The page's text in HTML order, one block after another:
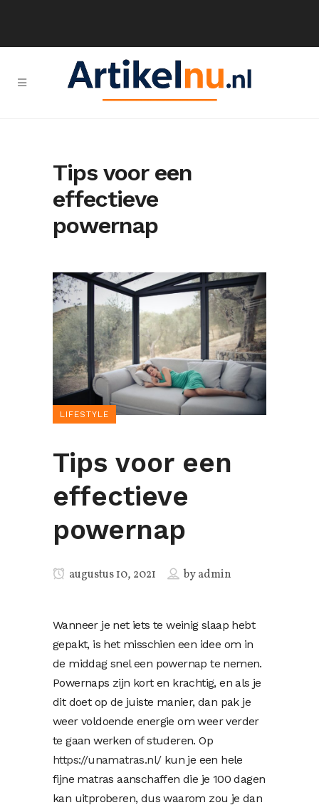
Tips voor een
effectieve
powernap
LIFESTYLE
Tips voor een
effectieve
powernap
augustus 10, 2021 byadmin
Wanneer je net iets te weinig slaap hebt
gepakt, is het misschien een idee om in
de middag snel een powernap te nemen.
Powernaps zijn kort en krachtig, en als je
dit doet op de juiste manier, dan pak je
weer voldoende energie om weer verder
te gaan werken of studeren. Op
https://unamatras.nl/kun je een hele
fijne matras aanschaffen die je 100 dagen
kan uitproberen, dus waarom zou je dan